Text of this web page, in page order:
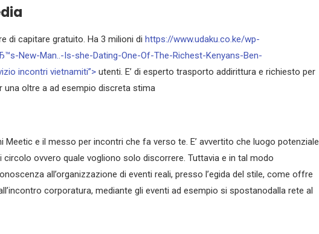
di capitare gratuito. Ha 3 milioni di https://www.udaku.co.ke/wp-
New-Man..-Is-she-Dating-One-Of-The-Richest-Kenyans-Ben-
incontri vietnamiti”> utenti. E’ di esperto trasporto addirittura e richiesto per
una oltre a ad esempio discreta stima
Meetic e il messo per incontri che fa verso te. E’ avvertito che luogo potenziale
ovvero quale vogliono solo discorrere. Tuttavia e in tal modo
all’organizzazione di eventi reali, presso l’egida del stile, come offre
corporatura, mediante gli eventi ad esempio si spostanodalla rete al